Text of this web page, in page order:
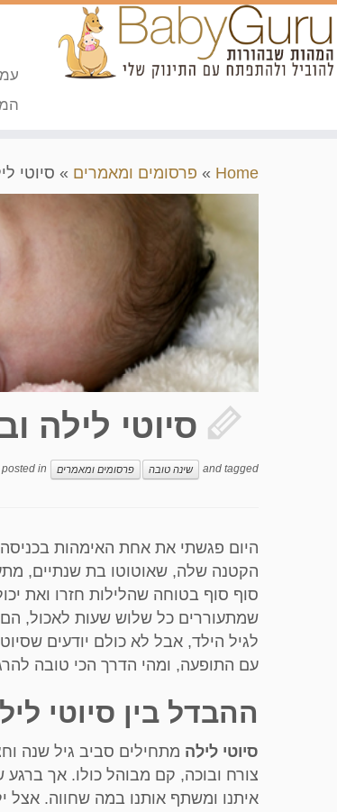
Home
» פרסומים ומאמרים » סיוטי
סיוטי לילה
in פרסומים ומאמרים שינה טובה and tagged
היום פגשתי את אחת האימהות
הקטנה שלה, שאוטוטו בת שנתיים,
סוף סוף בטוחה שהלילות חזרו ואת
שמתעוררים כל שלוש שעות לאכול,
לגיל הילד, אבל לא כולם יודעים
עם התופעה, ומהי הדרך הכי טובה
ההבדל בין סיוטי
סיוטי לילה מתחילים סביב גיל שנה
צורח ובוכה, קם מבוהל כולו. אך ברגע
איתנו ומשתף אותנו במה שחווה. אצל